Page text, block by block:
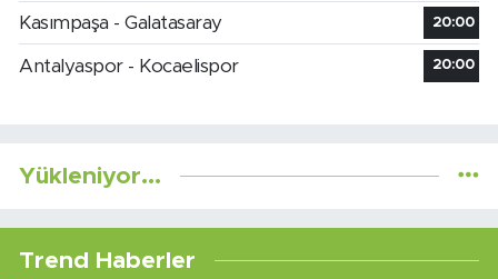
Kasımpaşa - Galatasaray 20:00
Antalyaspor - Kocaelispor 20:00
Yükleniyor...
Trend Haberler